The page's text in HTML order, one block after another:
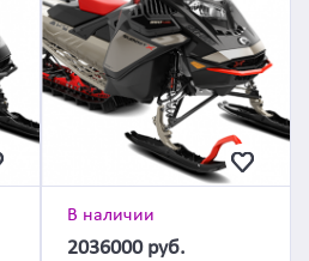
В наличии
2036000 руб.